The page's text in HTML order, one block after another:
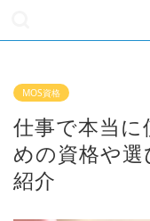
MOS資格
仕事で本当
めの資格や
紹介